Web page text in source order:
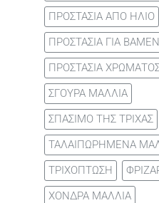
ΠΡΟΣΤΑΣΙΑ ΑΠΟ ΗΛΙΟ
ΠΡΟΣΤΑΣΙΑ ΓΙΑ
ΠΡΟΣΤΑΣΙΑ
ΣΓΟΥΡΑ ΜΑΛΛΙΑ
ΣΠΑΣΙΜΟ ΤΗΣ ΤΡΙΧΑΣ
ΤΑΛΑΙΠΩΡΗΜΕΝΑ
ΤΡΙΧΟΠΤΩΣΗ
ΧΟΝΔΡΑ ΜΑΛΛΙΑ